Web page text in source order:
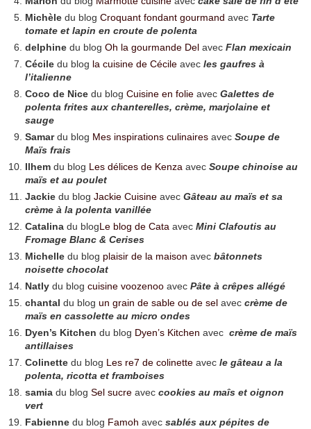
Michèle du blog Croquant fondant gourmand avec Tarte
tomate et lapin en croute de polenta
delphine du blog Oh la gourmande Del avec Flan mexicain
Cécile du blog la cuisine de Cécile avec les gaufres à
l’italienne
Coco de Nice du blog Cuisine en folie avec Galettes de
polenta frites aux chanterelles, crème, marjolaine et
sauge
Samardu blog Mes inspirations culinaires avec Soupe de
Maïs frais
Ilhem du blog Les délices de Kenza avec Soupe chinoise au
maïs et au poulet
Jackie du blog Jackie Cuisine avec Gâteau au maïs et sa
crème à la polenta vanillée
Catalina du blogLe blog de Cata avec Mini Clafoutis au
Fromage Blanc & Cerises
Michelle du blog plaisir de la maison avec bâtonnets
noisette chocolat
Natly du blog cuisine voozenoo avec Pâte à crêpes allégé
chantal du blog un grain de sable ou de sel avec crème de
maïs en cassolette au micro ondes
Dyen’s Kitchen du blog Dyen’s Kitchen avec crème de maïs
antillaises
Colinette du blog Les re7 de colinette avec le gâteau a la
polenta, ricotta et framboises
samia du blog Sel sucre avec cookies au maîs et oignon
vert
Fabienne du blog Famoh avec sablés aux pépites de